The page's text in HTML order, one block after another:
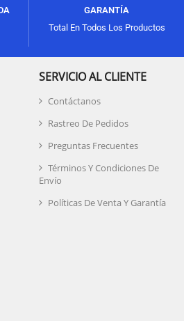
GARANTÍA
Total En Todos Los Productos
SERVICIO AL CLIENTE
Contáctanos
Rastreo De Pedidos
Preguntas Frecuentes
Términos Y Condiciones De
Envío
Políticas De Venta Y Garantía